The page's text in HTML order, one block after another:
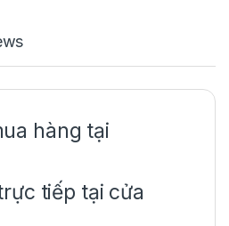
hàng tại
tiếp tại cửa